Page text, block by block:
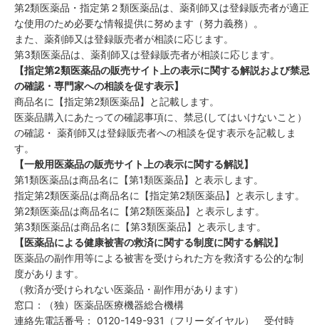
第2類医薬品・指定第２類医薬品は、薬剤師又は登録販売者が適正
な使用のため必要な情報提供に努めます（努力義務）。
また、薬剤師又は登録販売者が相談に応じます。
第3類医薬品は、薬剤師又は登録販売者が相談に応じます。
【指定第2類医薬品の販売サイト上の表示に関する解説および禁忌
の確認・専門家への相談を促す表示】
商品名に【指定第2類医薬品】と記載します。
医薬品購入にあたっての確認事項に、禁忌(してはいけないこと）
の確認・ 薬剤師又は登録販売者への相談を促す表示を記載しま
す。
【一般用医薬品の販売サイト上の表示に関する解説】
第1類医薬品は商品名に【第1類医薬品】と表示します。
指定第2類医薬品は商品名に【指定第2類医薬品】と表示します。
第2類医薬品は商品名に【第2類医薬品】と表示します。
第3類医薬品は商品名に【第3類医薬品】と表示します。
【医薬品による健康被害の救済に関する制度に関する解説】
医薬品の副作用等による被害を受けられた方を救済する公的な制
度があります。
（救済が受けられない医薬品・副作用があります）
窓口：（独）医薬品医療機器総合機構
連絡先電話番号： 0120-149-931（フリーダイヤル） 受付時